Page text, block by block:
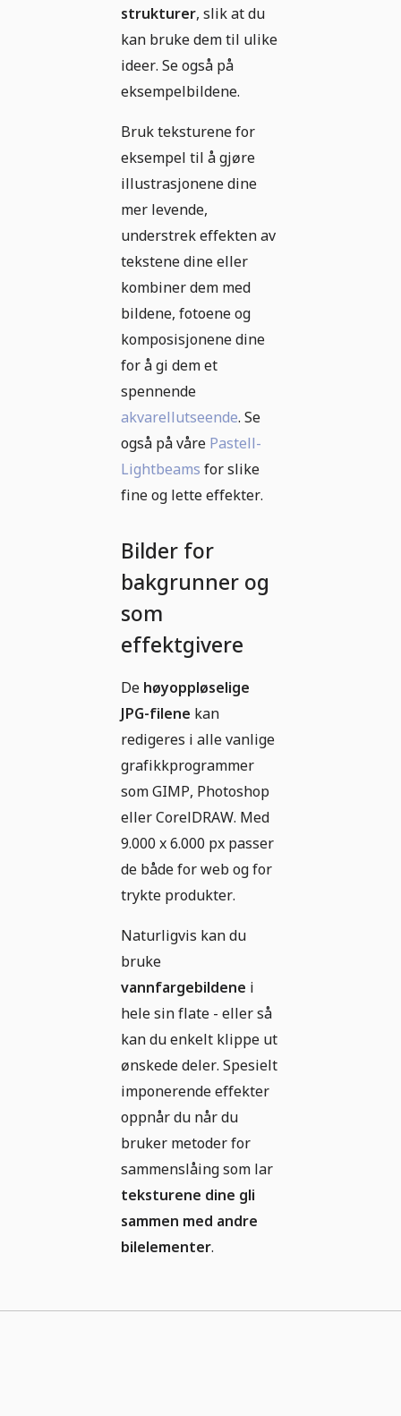
strukturer, slik at du
kan bruke dem til ulike
ideer. Se også på
eksempelbildene.
Bruk teksturene for
eksempel til å gjøre
illustrasjonene dine
mer levende,
understrek effekten av
tekstene dine eller
kombiner dem med
bildene, fotoene og
komposisjonene dine
for å gi dem et
spennende
akvarellutseende. Se
også på våre Pastell-
Lightbeams for slike
fine og lette effekter.
Bilder for
bakgrunner og
som
effektgivere
De høyoppløselige
JPG-filene kan
redigeres i alle vanlige
grafikkprogrammer
som GIMP, Photoshop
eller CorelDRAW. Med
9.000 x 6.000 px passer
de både for web og for
trykte produkter.
Naturligvis kan du
bruke
vannfargebildene i
hele sin flate - eller så
kan du enkelt klippe ut
ønskede deler. Spesielt
imponerende effekter
oppnår du når du
bruker metoder for
sammenslåing som lar
teksturene dine gli
sammen med andre
bilelementer.